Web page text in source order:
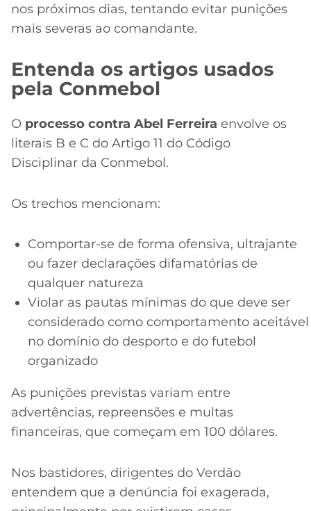
nos próximos dias, tentando evitar punições
mais severas ao comandante.
Entenda os artigos usados
pela Conmebol
O processo contra Abel Ferreira envolve os
literais B e C do Artigo 11 do Código
Disciplinar da Conmebol.
Os trechos mencionam:
Comportar-se de forma ofensiva, ultrajante
ou fazer declarações difamatórias de
qualquer natureza
Violar as pautas mínimas do que deve ser
considerado como comportamento aceitável
no domínio do desporto e do futebol
organizado
As punições previstas variam entre
advertências, repreensões e multas
financeiras, que começam em 100 dólares.
Nos bastidores, dirigentes do Verdão
entendem que a denúncia foi exagerada,